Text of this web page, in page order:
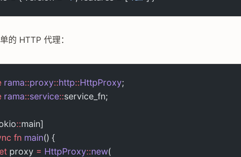
的 HTTP 代理：
rama::proxy::http::HttpProxy;
rama::service::service_fn;
::main]
fn main() {
proxy = HttpProxy::new(